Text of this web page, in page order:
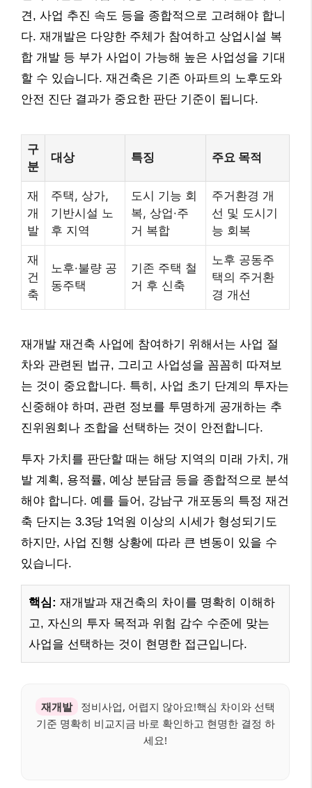
견, 사업 추진 속도 등을 종합적으로 고려해야 합니
다. 재개발은 다양한 주체가 참여하고 상업시설 복
합 개발 등 부가 사업이 가능해 높은 사업성을 기대
할 수 있습니다. 재건축은 기존 아파트의 노후도와
안전 진단 결과가 중요한 판단 기준이 됩니다.
구
분
대상 특징 주요 목적
재
개
발
주택, 상가,
기반시설 노
후 지역
도시 기능 회
복, 상업·주
거 복합
주거환경 개
선 및 도시기
능 회복
재
건
축
노후·불량 공
동주택
기존 주택 철
거 후 신축
노후 공동주
택의 주거환
경 개선
재개발 재건축 사업에 참여하기 위해서는 사업 절
차와 관련된 법규, 그리고 사업성을 꼼꼼히 따져보
는 것이 중요합니다. 특히, 사업 초기 단계의 투자는
신중해야 하며, 관련 정보를 투명하게 공개하는 추
진위원회나 조합을 선택하는 것이 안전합니다.
투자 가치를 판단할 때는 해당 지역의 미래 가치, 개
발 계획, 용적률, 예상 분담금 등을 종합적으로 분석
해야 합니다. 예를 들어, 강남구 개포동의 특정 재건
축 단지는 3.3당 1억원 이상의 시세가 형성되기도
하지만, 사업 진행 상황에 따라 큰 변동이 있을 수
있습니다.
핵심: 재개발과 재건축의 차이를 명확히 이해하
고, 자신의 투자 목적과 위험 감수 수준에 맞는
사업을 선택하는 것이 현명한 접근입니다.
재개발
정비사업, 어렵지 않아요!핵심 차이와 선택
기준 명확히 비교지금 바로 확인하고 현명한 결정 하
세요!